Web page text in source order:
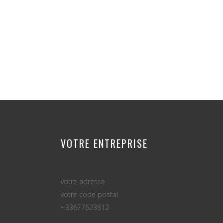
VOTRE ENTREPRISE
votre adresse
votre code postal
+33677623612